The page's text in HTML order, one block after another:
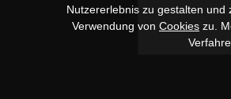
Nutzererlebnis zu gestalten
Verwendung von Cookies zu.